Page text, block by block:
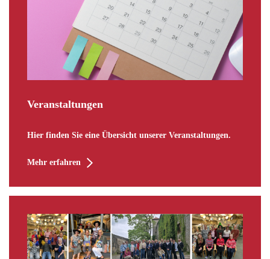
Veranstaltungen
Hier finden Sie eine Übersicht unserer Veranstaltungen.
Mehr erfahren